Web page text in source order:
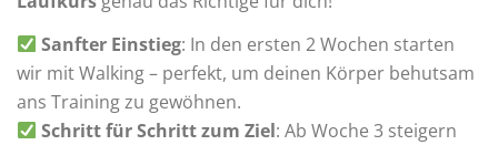
Sanfter Einstieg: In den ersten 2 Wochen starten
wir mit Walking – perfekt, um deinen Körper behutsam
ans Training zu gewöhnen.
Schritt für Schritt zum Ziel: Ab Woche 3 steigern